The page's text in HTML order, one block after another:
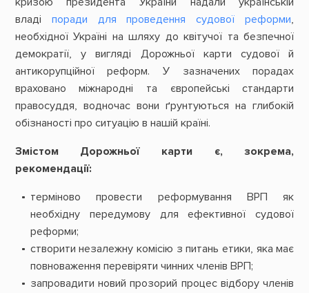
владі поради для проведення судової реформи,
необхідної Україні на шляху до квітучої та безпечної
демократії, у вигляді Дорожньої карти судової й
антикорупційної реформ. У зазначених порадах
враховано міжнародні та європейські стандарти
правосуддя, водночас вони ґрунтуються на глибокій
обізнаності про ситуацію в нашій країні.
Змістом Дорожньої карти є, зокрема,
рекомендації:
терміново провести реформування ВРП як
необхідну передумову для ефективної судової
реформи;
створити незалежну комісію з питань етики, яка має
повноваження перевіряти чинних членів ВРП;
запровадити новий прозорий процес відбору членів